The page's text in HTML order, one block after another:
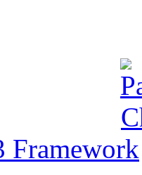
Framework